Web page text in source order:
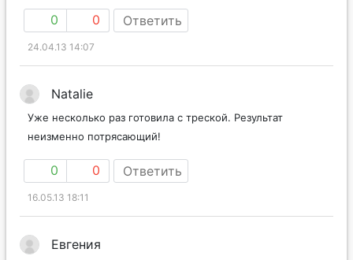
0 0 Ответить
24.04.13 14:07
Natalie
Уже несколько раз готовила с треской. Результат
неизменно потрясающий!
0 0 Ответить
16.05.13 18:11
Евгения